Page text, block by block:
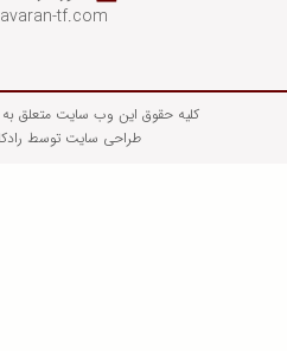
tf.com
کلیه حقوق این وب سایت متعلق
طراحی سایت توسط